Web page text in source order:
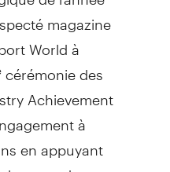
magazine
World à
cérémonie des
Achievement
à
en appuyant